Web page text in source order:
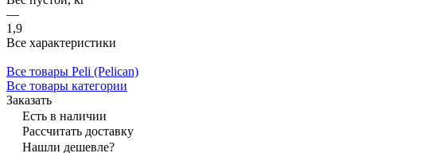
—
1,9
Все характеристики
Все товары Peli (Pelican)
Все товары категории
Заказать
Есть в наличии
Рассчитать доставку
Нашли дешевле?